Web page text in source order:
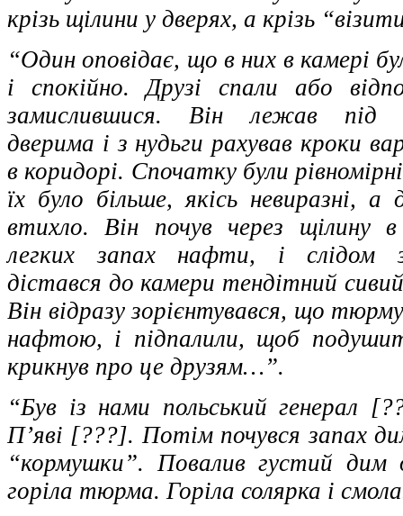
крізь щілини у дверях, а крізь
“Один оповідає, що в них в камері
і спокійно. Друзі спали або
замислившися. Він лежав під
дверима і з нудьги рахував кроки
в коридорі. Спочатку були
їх було більше, якісь невиразні, а
втихло. Він почув через щілину в
легких запах нафти, і слідом
дістався до камери тендітний
Він відразу зорієнтувався, що
нафтою, і підпалили, щоб
крикнув про це друзям…”.
“Був із нами польський генерал
П’яві [???]. Потім почувся запах
“кормушки”. Повалив густий
горіла тюрма. Горіла солярка і